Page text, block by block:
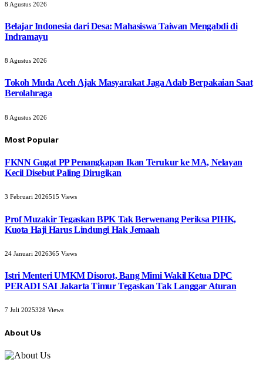
8 Agustus 2026
Belajar Indonesia dari Desa: Mahasiswa Taiwan Mengabdi di
Indramayu
8 Agustus 2026
Tokoh Muda Aceh Ajak Masyarakat Jaga Adab Berpakaian Saat
Berolahraga
8 Agustus 2026
Most Popular
FKNN Gugat PP Penangkapan Ikan Terukur ke MA, Nelayan
Kecil Disebut Paling Dirugikan
3 Februari 2026515 Views
Prof Muzakir Tegaskan BPK Tak Berwenang Periksa PIHK,
Kuota Haji Harus Lindungi Hak Jemaah
24 Januari 2026365 Views
Istri Menteri UMKM Disorot, Bang Mimi Wakil Ketua DPC
PERADI SAI Jakarta Timur Tegaskan Tak Langgar Aturan
7 Juli 2025328 Views
About Us